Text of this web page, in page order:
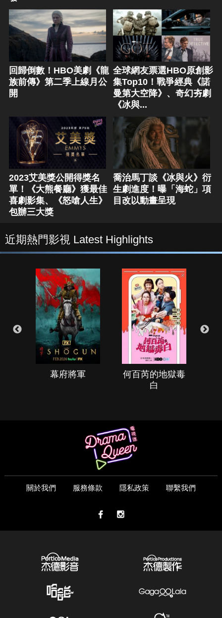
回歸倒數！HBO美劇《龍
族前傳》第二季上線月公
開
全球網友票選HBO原創影
集Top10！戰爭經典《諾
曼第大空降》、奇幻夯劇
《冰與...
2023艾美獎公開得獎名
單！《大熊餐廳》獲最佳
喜劇影集、《怒嗆人生》
包辦三大獎
喬治馬丁談《冰與火》衍
生劇進度！曝「海蛇」項
目改以動畫呈現
近期熱門影視 Latest Highlights
幕府將軍
何百芮的地獄毒
白
關於我們 服務條款 隱私政策 聯繫我們